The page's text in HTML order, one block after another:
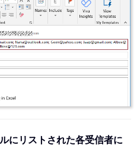
にリストされた各受信者に